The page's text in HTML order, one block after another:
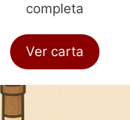
completa
Ver carta